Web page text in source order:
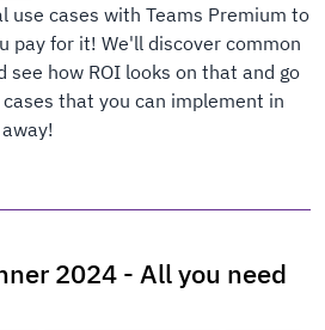
use cases with Teams Premium to
pay for it! We'll discover common
see how ROI looks on that and go
that you can implement in
2024 - All you need